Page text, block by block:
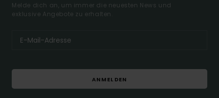
Melde dich an, um immer die neuesten News und
exklusive Angebote zu erhalten.
ANMELDEN